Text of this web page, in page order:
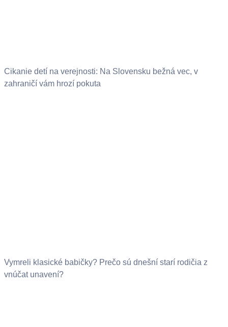
Cikanie detí na verejnosti: Na Slovensku bežná vec, v
zahraničí vám hrozí pokuta
Vymreli klasické babičky? Prečo sú dnešní starí rodičia z
vnúčat unavení?